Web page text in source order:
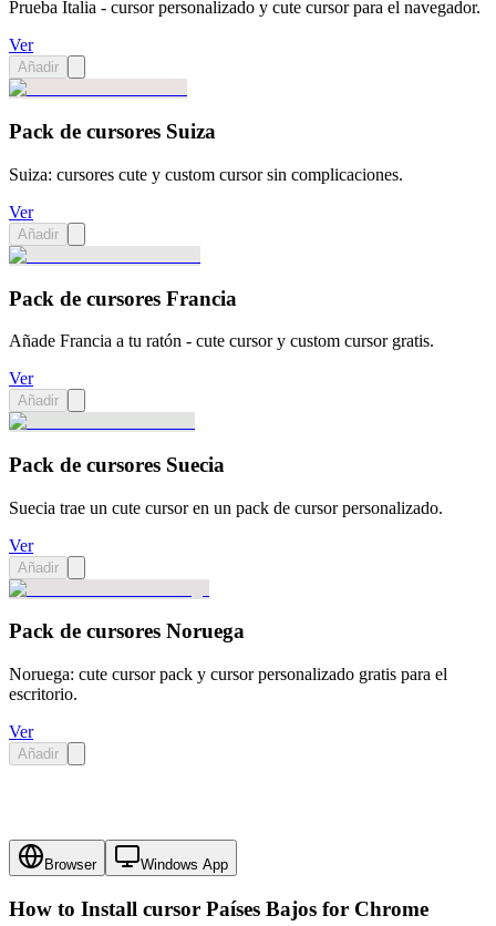
Prueba Italia - cursor personalizado y cute cursor para el navegador.
Ver
Añadir
Pack de cursores Suiza
Suiza: cursores cute y custom cursor sin complicaciones.
Ver
Añadir
Pack de cursores Francia
Añade Francia a tu ratón - cute cursor y custom cursor gratis.
Ver
Añadir
Pack de cursores Suecia
Suecia trae un cute cursor en un pack de cursor personalizado.
Ver
Añadir
Pack de cursores Noruega
Noruega: cute cursor pack y cursor personalizado gratis para el
escritorio.
Ver
Añadir
Browser Windows App
How to Install cursor Países Bajos for Chrome